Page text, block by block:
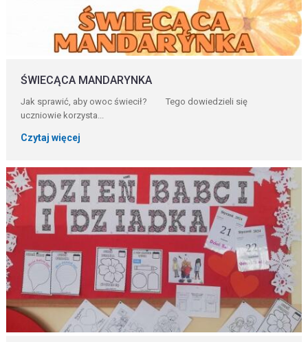
ŚWIECĄCA MANDARYNKA
Jak sprawić, aby owoc świecił? Tego dowiedzieli się
uczniowie korzysta...
Czytaj więcej